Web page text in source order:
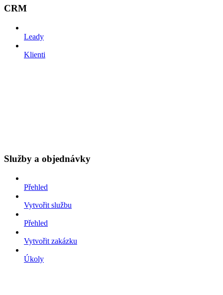
CRM
Leady
Klienti
Služby a objednávky
Přehled
Vytvořit službu
Přehled
Vytvořit zakázku
Úkoly